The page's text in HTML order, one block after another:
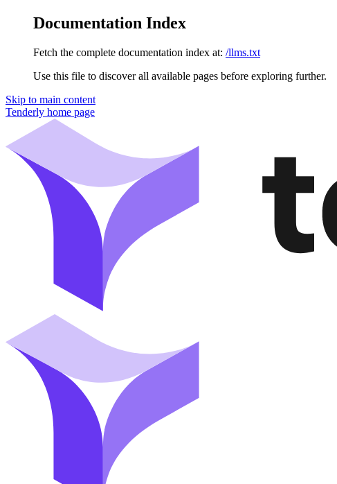
Documentation Index
Fetch the complete documentation index at: /llms.txt
Use this file to discover all available pages before exploring further.
Skip to main content
Tenderly home page